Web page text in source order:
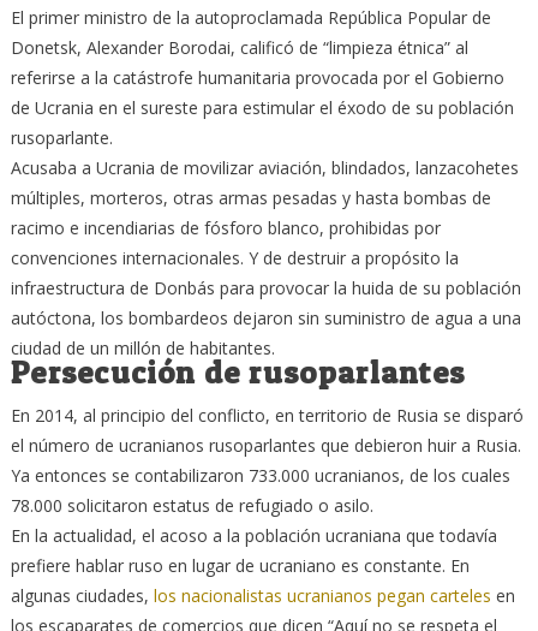
El primer ministro de la autoproclamada República Popular de
Donetsk, Alexander Borodai, calificó de “limpieza étnica” al
referirse a la catástrofe humanitaria provocada por el Gobierno
de Ucrania en el sureste para estimular el éxodo de su población
rusoparlante.
Acusaba a Ucrania de movilizar aviación, blindados, lanzacohetes
múltiples, morteros, otras armas pesadas y hasta bombas de
racimo e incendiarias de fósforo blanco, prohibidas por
convenciones internacionales. Y de destruir a propósito la
infraestructura de Donbás para provocar la huida de su población
autóctona, los bombardeos dejaron sin suministro de agua a una
ciudad de un millón de habitantes.
Persecución de rusoparlantes
En 2014, al principio del conflicto, en territorio de Rusia se disparó
el número de ucranianos rusoparlantes que debieron huir a Rusia.
Ya entonces se contabilizaron 733.000 ucranianos, de los cuales
78.000 solicitaron estatus de refugiado o asilo.
En la actualidad, el acoso a la población ucraniana que todavía
prefiere hablar ruso en lugar de ucraniano es constante. En
algunas ciudades, los nacionalistas ucranianos pegan carteles en
los escaparates de comercios que dicen “Aquí no se respeta el